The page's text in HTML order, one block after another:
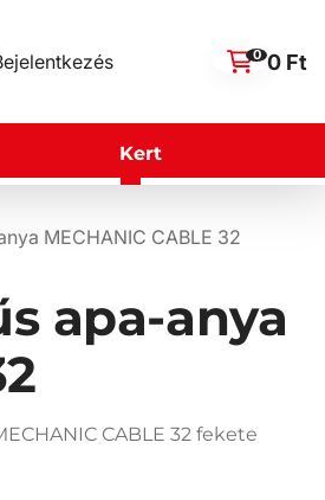
0 0 Ft
Kert
MECHANIC CABLE 32
apa-anya
CABLE 32 fekete